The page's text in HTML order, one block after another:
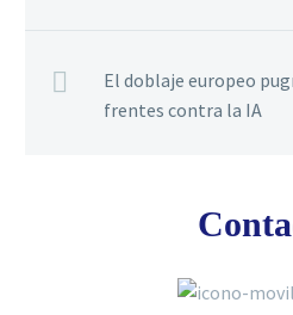
El doblaje europeo
frentes contra la IA